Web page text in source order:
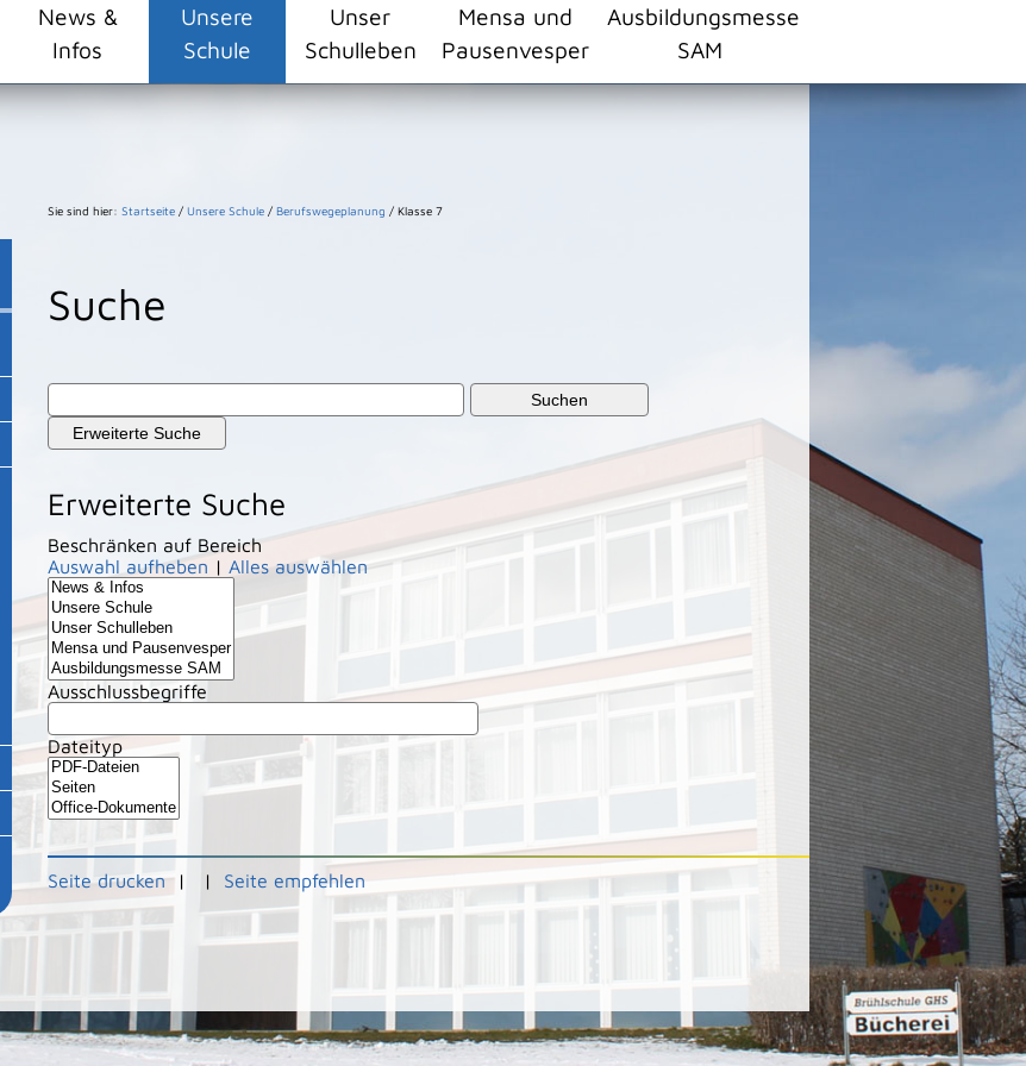
resourceCached/24.2.0/css/master.css")}
News &
Infos
Unsere
Schule
Unser
Schulleben
Mensa und
Pausenvesper
Ausbildungsmesse
SAM
Sie sind hier: Startseite / Unsere Schule / Berufswegeplanung / Klasse 7
Suche
Suchen
Erweiterte Suche
Erweiterte Suche
Beschränken auf Bereich
Auswahl aufheben | Alles auswählen
Ausschlussbegriffe
Dateityp
Seite drucken| | Seite empfehlen